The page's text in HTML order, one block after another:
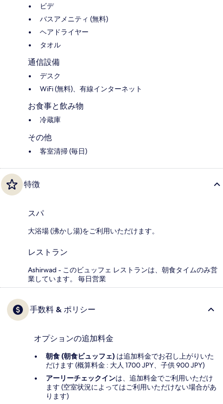
ビデ
バスアメニティ (無料)
ヘアドライヤー
タオル
通信設備
デスク
WiFi (無料)、有線インターネット
お食事と飲み物
冷蔵庫
その他
客室清掃 (毎日)
特徴
スパ
大浴場 (沸かし湯)をご利用いただけます。
レストラン
Ashirwad - このビュッフェ レストランは、朝食タイムのみ営
業しています。 毎日営業
手数料 & ポリシー
オプションの追加料金
朝食 (朝食ビュッフェ) は追加料金でお召し上がりいた
だけます (概算料金 : 大人 1700 JPY、子供 900 JPY)
アーリーチェックインは、追加料金でご利用いただけ
ます (空室状況によってはご利用いただけない場合があ
ります)